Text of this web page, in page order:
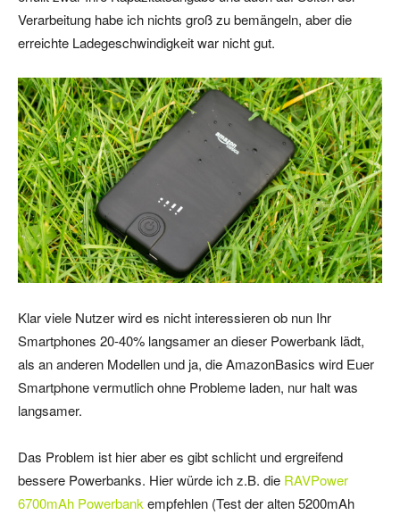
Verarbeitung habe ich nichts groß zu bemängeln, aber die
erreichte Ladegeschwindigkeit war nicht gut.
Klar viele Nutzer wird es nicht interessieren ob nun Ihr
Smartphones 20-40% langsamer an dieser Powerbank lädt,
als an anderen Modellen und ja, die AmazonBasics wird Euer
Smartphone vermutlich ohne Probleme laden, nur halt was
langsamer.
Das Problem ist hier aber es gibt schlicht und ergreifend
bessere Powerbanks. Hier würde ich z.B. die RAVPower
6700mAh Powerbank empfehlen (Test der alten 5200mAh